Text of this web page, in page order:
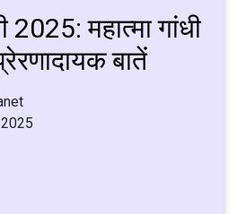
2025: महात्मा गांधी
बातें